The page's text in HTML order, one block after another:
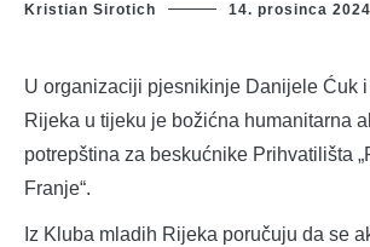
Kristian Sirotich 14. prosinca
U organizaciji pjesnikinje Danijele Ćuk
Rijeka u tijeku je božićna humanitarna
potrepština za beskućnike Prihvatilišta
Franje“.
Iz Kluba mladih Rijeka poručuju da se